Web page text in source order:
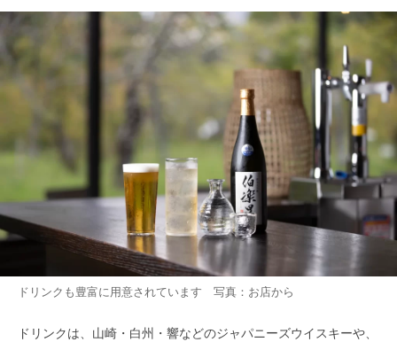
ドリンクも豊富に用意されています 写真：お店から
ドリンクは、山崎・白州・響などのジャパニーズウイスキーや、